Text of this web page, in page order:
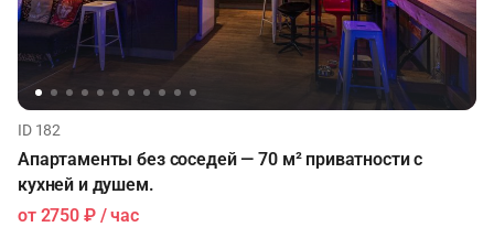
ID 182
Апартаменты без соседей — 70 м² приватности с
кухней и душем.
от 2750 ₽/ час